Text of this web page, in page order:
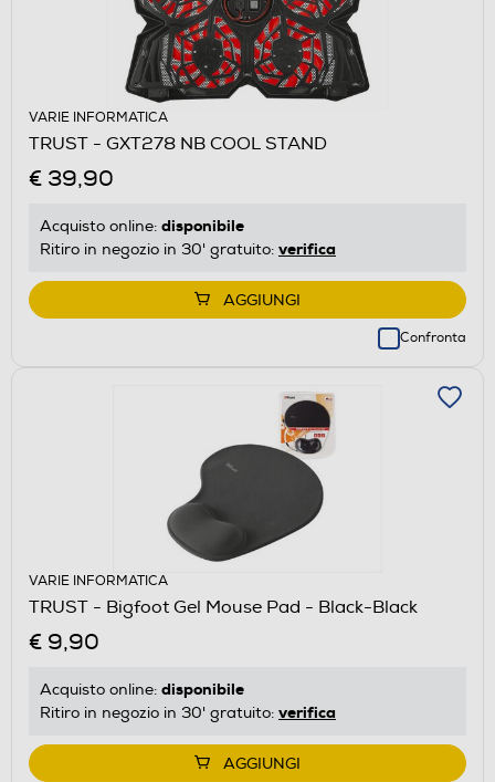
VARIE INFORMATICA
TRUST - GXT278 NB COOL STAND
€ 39,90
Acquisto online: disponibile
Ritiro in negozio in 30' gratuito: verifica
AGGIUNGI
Confronta
VARIE INFORMATICA
TRUST - Bigfoot Gel Mouse Pad - Black-Black
€ 9,90
Acquisto online: disponibile
Ritiro in negozio in 30' gratuito: verifica
AGGIUNGI